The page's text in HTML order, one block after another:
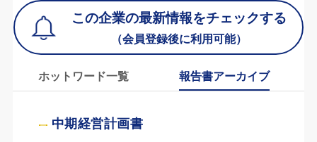
この企業の最新情報をチェックする
（会員登録後に利用可能）
ホットワード一覧 報告書アーカイブ
中期経営計画書